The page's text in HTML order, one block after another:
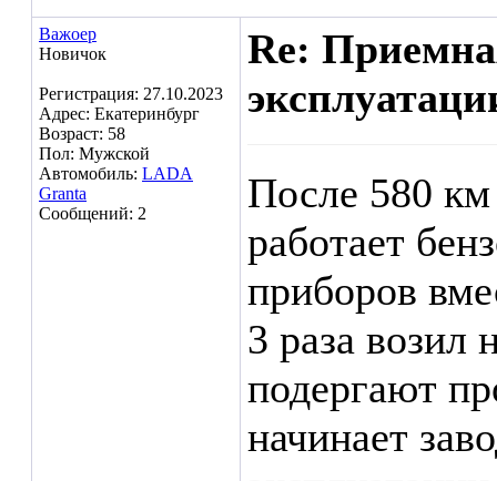
Важоер
Новичок
Регистрация: 27.10.2023
Адрес: Екатеринбург
Возраст: 58
Пол: Мужской
Автомобиль: LADA
Granta
Сообщений: 2
Re:
После 580 км
работает
приборов
3 раза возил
подергают
начинает